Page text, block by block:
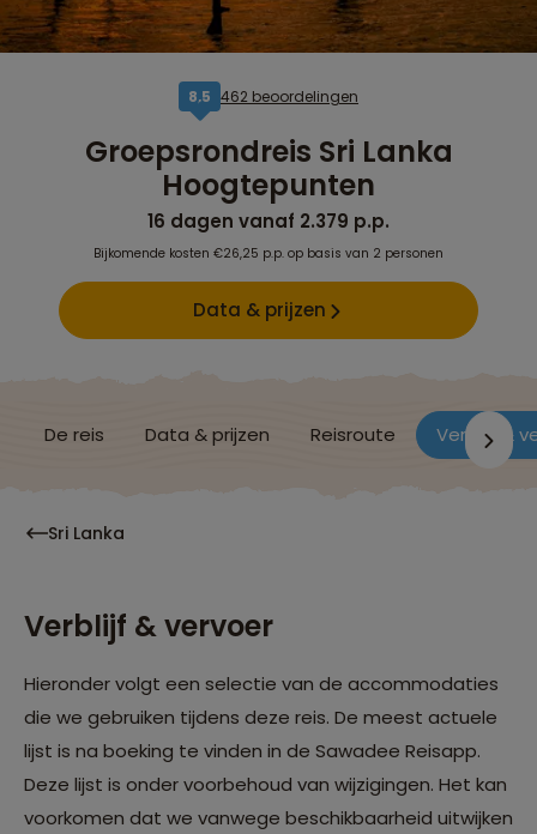
8,5 462 beoordelingen
Groepsrondreis Sri Lanka
Hoogtepunten
16 dagen vanaf 2.379 p.p.
Bijkomende kosten €26,25 p.p. op basis van 2 personen
Data & prijzen
De reis Data & prijzen Reisroute Verblijf &
Sri Lanka
Verblijf & vervoer
Hieronder volgt een selectie van de accommodaties
die we gebruiken tijdens deze reis. De meest actuele
lijst is na boeking te vinden in de Sawadee Reisapp.
Deze lijst is onder voorbehoud van wijzigingen. Het kan
voorkomen dat we vanwege beschikbaarheid uitwijken